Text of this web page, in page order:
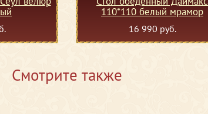
110*110 белый мрамор
16 990 руб.
Смотрите также